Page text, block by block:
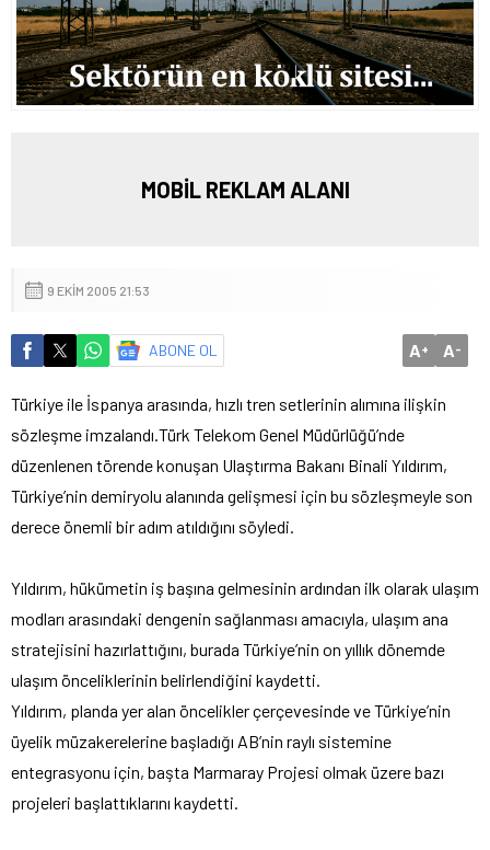
MOBİL REKLAM ALANI
9 EKIM 2005 21:53
ABONE OL A+ A-
Türkiye ile İspanya arasında, hızlı tren setlerinin alımına ilişkin
sözleşme imzalandı. Türk Telekom Genel Müdürlüğü’nde
düzenlenen törende konuşan Ulaştırma Bakanı Binali Yıldırım,
Türkiye’nin demiryolu alanında gelişmesi için bu sözleşmeyle son
derece önemli bir adım atıldığını söyledi.
Yıldırım, hükümetin iş başına gelmesinin ardından ilk olarak ulaşım
modları arasındaki dengenin sağlanması amacıyla, ulaşım ana
stratejisini hazırlattığını, burada Türkiye’nin on yıllık dönemde
ulaşım önceliklerinin belirlendiğini kaydetti.
Yıldırım, planda yer alan öncelikler çerçevesinde ve Türkiye’nin
üyelik müzakerelerine başladığı AB’nin raylı sistemine
entegrasyonu için, başta Marmaray Projesi olmak üzere bazı
projeleri başlattıklarını kaydetti.